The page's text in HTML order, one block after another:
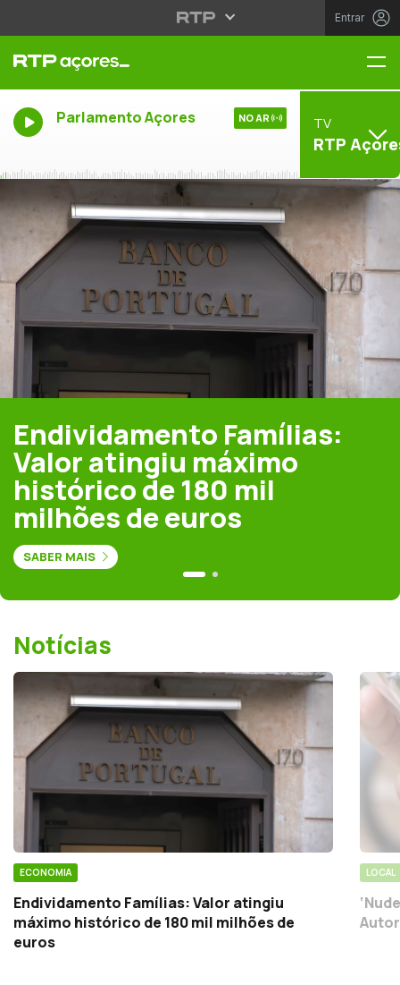
Entrar
Parlamento Açores NO AR TV
RTP
Endividamento Famílias:
Valor atingiu máximo
histórico de 180 mil
milhões de euros
SABER MAIS
Notícias
ECONOMIA
Endividamento Famílias: Valor atingiu
máximo histórico de 180 mil milhões de
euros
LOCAL